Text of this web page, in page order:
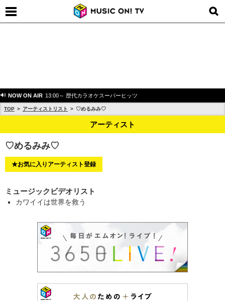
NOW ON AIR 13:00～ 歴代カラオケスーパーヒッツ
TOP アーティストリスト ♡めるみみ♡
アーティスト
♡めるみみ♡
★お気に入りアーティスト登録
ミュージックビデオリスト
カワイイは世界を救う